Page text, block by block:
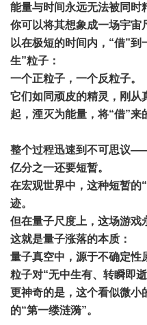
能量与时间永远无法被同时
你可以将其想象成一场宇宙
以在极短的时间内，“借”
生”粒子：
一个正粒子，一个反粒子。
它们如同顽皮的精灵，刚从
起，湮灭为能量，将“借”来
整个过程迅速到不可思议
亿分之一还要短暂。
在宏观世界中，这种短暂的
迹。
但在量子尺度上，这场游戏
这就是量子涨落的本质：
量子真空中，源于不确定性
粒子对“无中生有、转瞬即逝
更神奇的是，这个看似微小
的“第一缕涟漪”。